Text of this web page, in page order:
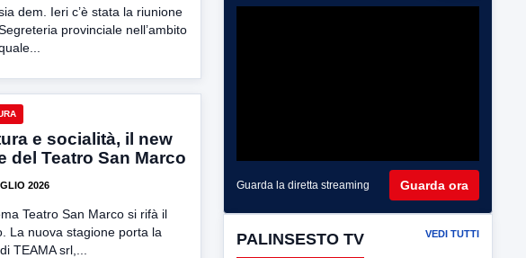
dem. Ieri c’è stata la riunione
provinciale nell’ambito
e socialità, il new
del Teatro San Marco
2026
Teatro San Marco si rifà il
La nuova stagione porta la
TEAMA srl,...
Guarda la diretta streaming Guarda ora
PALINSESTO TV VEDI TUTTI